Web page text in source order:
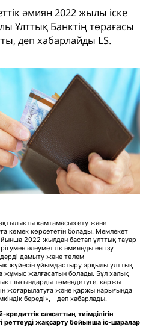
әмиян 2022 жылы іске
Ұлттық Банктің төрағасы
деп хабарлайды LS.
қамтамасыз ету және
көмек көрсететін болады. Мемлекет
2022 жылдан бастап ұлттық тауар
әлеуметтік әмиянды енгізу
дамыту және төлем
жүйесін ұйымдастыру арқылы ұлттық
жұмыс жалғасатын болады. Бұл халық
шығындарды төмендетуге, қаржы
жоғарылатуға және қаржы нарығында
береді», - деп хабарлады.
саясаттың тиімділігін
реттеуді жақсарту бойынша іс-шаралар